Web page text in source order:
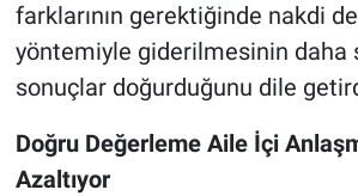
farklarının gerektiğinde nakdi
yöntemiyle giderilmesinin daha
sonuçlar doğurduğunu dile
Doğru Değerleme Aile İçi
Azaltıyor